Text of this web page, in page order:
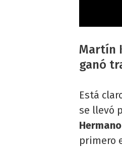
Martín
ganó
Está
se llevó
primero